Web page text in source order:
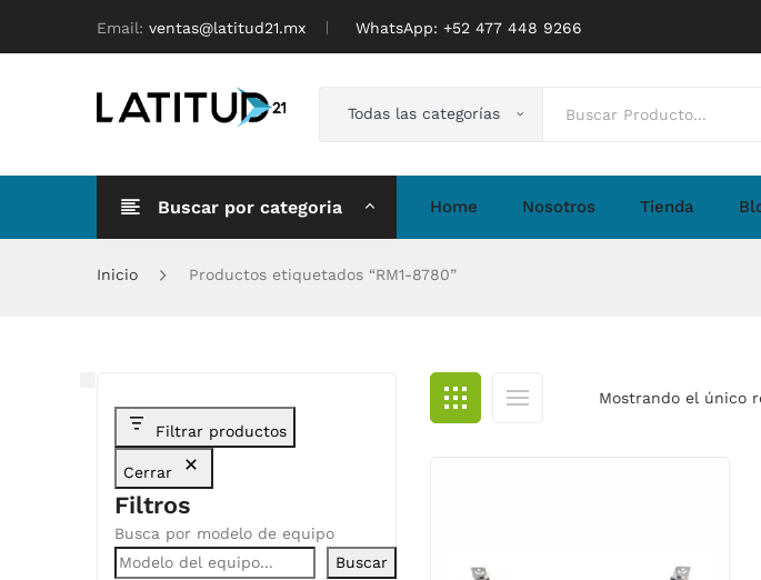
Email: ventas@latitud21.mx WhatsApp: ‪+52 477 448 9266
Todas las categorías
Buscar por categoria Home Nosotros Tienda
Inicio Productos etiquetados “RM1-8780”
Mostrando el único
Filtrar productos
Cerrar
Filtros
Busca por modelo de equipo
Buscar